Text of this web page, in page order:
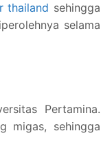
thailand sehingga
selama
Pertamina.
migas, sehingga